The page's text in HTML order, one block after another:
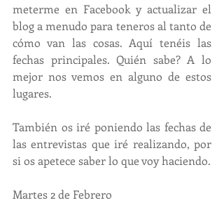
meterme en Facebook y actualizar el
blog a menudo para teneros al tanto de
cómo van las cosas. Aquí tenéis las
fechas principales. Quién sabe? A lo
mejor nos vemos en alguno de estos
lugares.
También os iré poniendo las fechas de
las entrevistas que iré realizando, por
Martes 2 de Febrero